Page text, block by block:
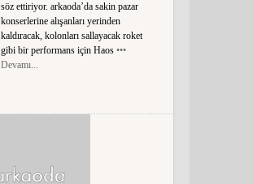
söz ettiriyor. arkaoda’da sakin pazar
konserlerine alışanları yerinden
kaldıracak, kolonları sallayacak roket
gibi bir performans için Haos •••
Devamı...